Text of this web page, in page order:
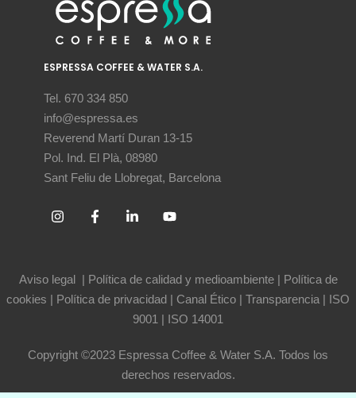
ESPRESSA COFFEE & WATER S.A.
Tel. 670 334 850
info@espressa.es
Reverend Martí Duran 13-15
Pol. Ind. El Plà, 08980
Sant Feliu de Llobregat, Barcelona
Aviso legal | Política de calidad y medioambiente| Política de
cookies | Política de privacidad | Canal Ético | Transparencia | ISO
9001 | ISO 14001
Copyright ©2023 Espressa Coffee & Water S.A. Todos los
derechos reservados.